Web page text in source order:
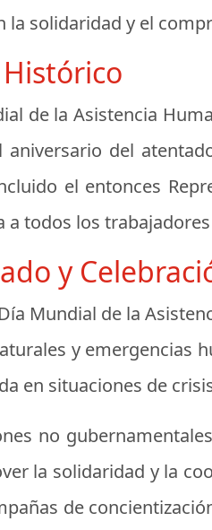
la solidaridad y el
de la Asistencia
aniversario del
el entonces
a todos los
y
Mundial de la
y emergencias
en situaciones de
no
la solidaridad y la
de